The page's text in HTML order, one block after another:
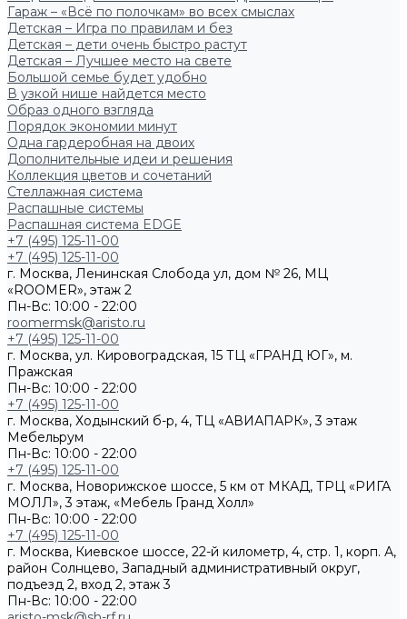
Гараж – «Всё по полочкам» во всех смыслах
Детская – Игра по правилам и без
Детская – дети очень быстро растут
Детская – Лучшее место на свете
Большой семье будет удобно
В узкой нише найдется место
Образ одного взгляда
Порядок экономии минут
Одна гардеробная на двоих
Дополнительные идеи и решения
Коллекция цветов и сочетаний
Стеллажная система
Распашные системы
Распашная система EDGE
+7 (495) 125-11-00
+7 (495) 125-11-00
г. Москва, Ленинская Слобода ул, дом № 26, МЦ
«ROOMER», этаж 2
Пн-Вс: 10:00 - 22:00
roomermsk@aristo.ru
+7 (495) 125-11-00
г. Москва, ул. Кировоградская, 15 ТЦ «ГРАНД ЮГ», м.
Пражская
Пн-Вс: 10:00 - 22:00
+7 (495) 125-11-00
г. Москва, Ходынский б-р, 4, ТЦ «АВИАПАРК», 3 этаж
Мебельрум
Пн-Вс: 10:00 - 22:00
+7 (495) 125-11-00
г. Москва, Новорижское шоссе, 5 км от МКАД, ТРЦ «РИГА
МОЛЛ», 3 этаж, «Мебель Гранд Холл»
Пн-Вс: 10:00 - 22:00
+7 (495) 125-11-00
г. Москва, Киевское шоссе, 22-й километр, 4, стр. 1, корп. А,
район Солнцево, Западный административный округ,
подъезд 2, вход 2, этаж 3
Пн-Вс: 10:00 - 22:00